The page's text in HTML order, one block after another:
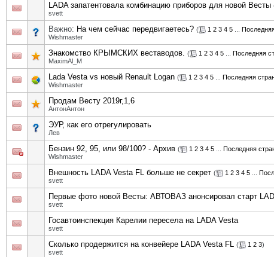
LADA запатентовала комбинацию приборов для новой Весты
svett
Важно: На чем сейчас передвигаетесь? ( 1 2 3 4 5
Wishmaster
Знакомство КРЫМСКИХ веставодов. ( 1 2 3 4 5 Последняя
MaximAl_M
Lada Vesta vs новый Renault Logan ( 1 2 3 4 5 Последняя
Wishmaster
Продам Весту 2019г,1,6
АнтонАнтон
ЭУР, как его отрегулировать
Лев
Бензин 92, 95, или 98/100? - Архив ( 1 2 3 4 5 Последняя
Wishmaster
Внешность LADA Vesta FL больше не секрет ( 1 2 3 4 5
svett
Первые фото новой Весты: АВТОВАЗ анонсировал старт
svett
Госавтоинспекция Карелии пересела на LADA Vesta
svett
Сколько продержится на конвейере LADA Vesta FL ( 1 2 3)
svett